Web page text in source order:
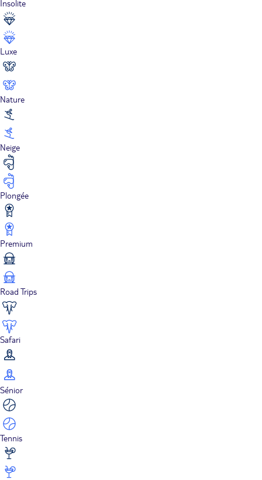
Insolite
Luxe
Nature
Neige
Plongée
Premium
Road Trips
Safari
Sénior
Tennis